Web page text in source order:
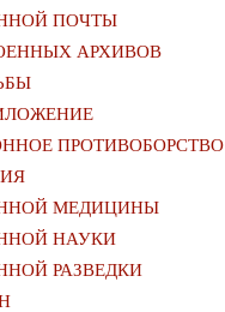
ПОЧТЫ
АРХИВОВ
ПРОТИВОБОРСТВО
МЕДИЦИНЫ
НАУКИ
РАЗВЕДКИ